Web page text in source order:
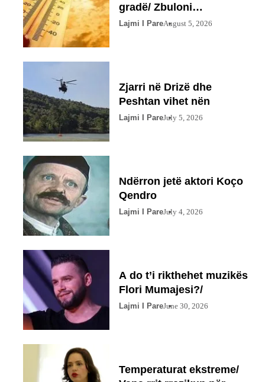
gradë/ Zbuloni
parashikimin
Lajmi I PareAugust 5, 2026
Zjarri në Drizë dhe
Peshtan vihet nën
Lajmi I PareJuly 5, 2026
Ndërron jetë aktori Koço
Qendro
Lajmi I PareJuly 4, 2026
A do t’i rikthehet muzikës
Flori Mumajesi?/
Lajmi I PareJune 30, 2026
Temperaturat ekstreme/